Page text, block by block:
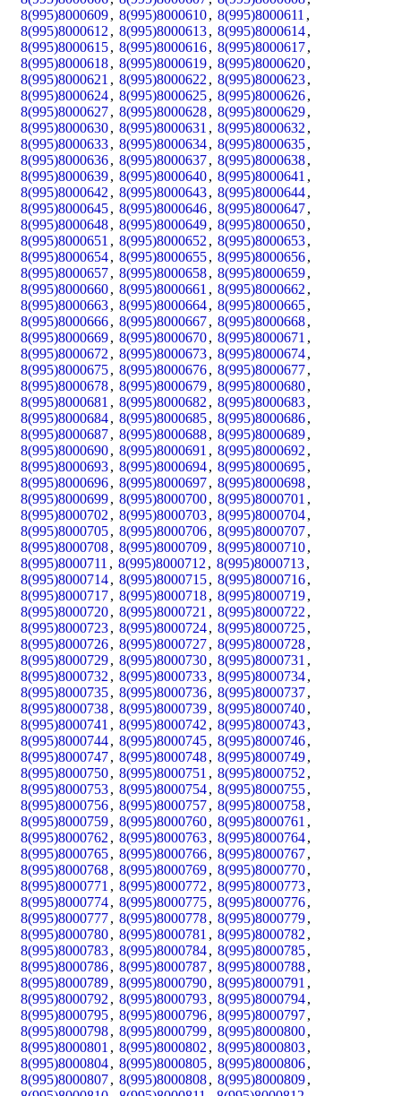
8(995)8000609, 8(995)8000610, 8(995)8000611 ,
8(995)8000612 , 8(995)8000613, 8(995)8000614,
8(995)8000615, 8(995)8000616, 8(995)8000617,
8(995)8000618, 8(995)8000619, 8(995)8000620,
8(995)8000621 , 8(995)8000622 , 8(995)8000623,
8(995)8000624, 8(995)8000625, 8(995)8000626,
8(995)8000627, 8(995)8000628, 8(995)8000629,
8(995)8000630, 8(995)8000631 , 8(995)8000632 ,
8(995)8000633, 8(995)8000634, 8(995)8000635,
8(995)8000636, 8(995)8000637, 8(995)8000638,
8(995)8000639, 8(995)8000640, 8(995)8000641 ,
8(995)8000642 , 8(995)8000643, 8(995)8000644,
8(995)8000645, 8(995)8000646, 8(995)8000647,
8(995)8000648, 8(995)8000649, 8(995)8000650,
8(995)8000651 , 8(995)8000652 , 8(995)8000653,
8(995)8000654, 8(995)8000655, 8(995)8000656,
8(995)8000657, 8(995)8000658, 8(995)8000659,
8(995)8000660, 8(995)8000661 , 8(995)8000662 ,
8(995)8000663, 8(995)8000664, 8(995)8000665,
8(995)8000666, 8(995)8000667, 8(995)8000668,
8(995)8000669, 8(995)8000670, 8(995)8000671 ,
8(995)8000672 , 8(995)8000673, 8(995)8000674,
8(995)8000675, 8(995)8000676, 8(995)8000677,
8(995)8000678, 8(995)8000679, 8(995)8000680,
8(995)8000681 , 8(995)8000682 , 8(995)8000683,
8(995)8000684, 8(995)8000685, 8(995)8000686,
8(995)8000687, 8(995)8000688, 8(995)8000689,
8(995)8000690, 8(995)8000691 , 8(995)8000692 ,
8(995)8000693, 8(995)8000694, 8(995)8000695,
8(995)8000696, 8(995)8000697, 8(995)8000698,
8(995)8000699, 8(995)8000700, 8(995)8000701 ,
8(995)8000702 , 8(995)8000703, 8(995)8000704,
8(995)8000705, 8(995)8000706, 8(995)8000707,
8(995)8000708, 8(995)8000709, 8(995)8000710,
8(995)8000711 , 8(995)8000712 , 8(995)8000713,
8(995)8000714, 8(995)8000715, 8(995)8000716,
8(995)8000717, 8(995)8000718, 8(995)8000719,
8(995)8000720, 8(995)8000721 , 8(995)8000722 ,
8(995)8000723, 8(995)8000724, 8(995)8000725,
8(995)8000726, 8(995)8000727, 8(995)8000728,
8(995)8000729, 8(995)8000730, 8(995)8000731 ,
8(995)8000732 , 8(995)8000733, 8(995)8000734,
8(995)8000735, 8(995)8000736, 8(995)8000737,
8(995)8000738, 8(995)8000739, 8(995)8000740,
8(995)8000741 , 8(995)8000742 , 8(995)8000743,
8(995)8000744, 8(995)8000745, 8(995)8000746,
8(995)8000747, 8(995)8000748, 8(995)8000749,
8(995)8000750, 8(995)8000751 , 8(995)8000752 ,
8(995)8000753, 8(995)8000754, 8(995)8000755,
8(995)8000756, 8(995)8000757, 8(995)8000758,
8(995)8000759, 8(995)8000760, 8(995)8000761 ,
8(995)8000762 , 8(995)8000763, 8(995)8000764,
8(995)8000765, 8(995)8000766, 8(995)8000767,
8(995)8000768, 8(995)8000769, 8(995)8000770,
8(995)8000771 , 8(995)8000772 , 8(995)8000773,
8(995)8000774, 8(995)8000775, 8(995)8000776,
8(995)8000777, 8(995)8000778, 8(995)8000779,
8(995)8000780, 8(995)8000781 , 8(995)8000782 ,
8(995)8000783, 8(995)8000784, 8(995)8000785,
8(995)8000786, 8(995)8000787, 8(995)8000788,
8(995)8000789, 8(995)8000790, 8(995)8000791 ,
8(995)8000792 , 8(995)8000793, 8(995)8000794,
8(995)8000795, 8(995)8000796, 8(995)8000797,
8(995)8000798, 8(995)8000799, 8(995)8000800,
8(995)8000801 , 8(995)8000802 , 8(995)8000803,
8(995)8000804, 8(995)8000805, 8(995)8000806,
8(995)8000807, 8(995)8000808, 8(995)8000809,